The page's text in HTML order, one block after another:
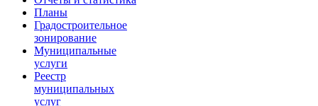
Планы
Градостроительное
зонирование
Муниципальные
услуги
Реестр
муниципальных
услуг